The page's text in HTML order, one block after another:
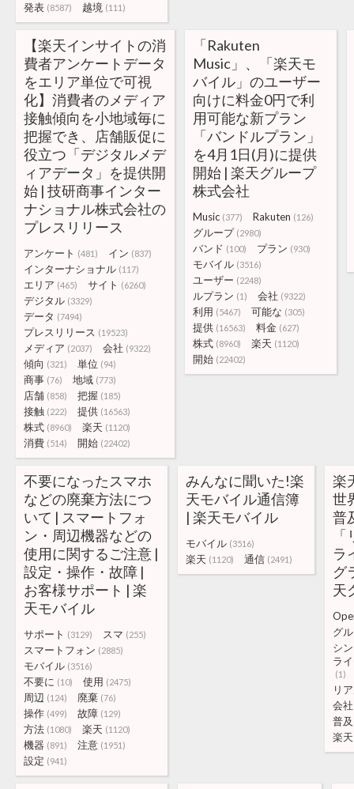
発表 (8587) 越境 (111)
【楽天インサイトの消
費者アンケートデータ
をエリア単位で可視
化】消費者のメディア
接触傾向を小地域毎に
把握でき、店舗販促に
役立つ「デジタルメデ
ィアデータ」を提供開
始 | 技研商事インター
ナショナル株式会社の
プレスリリース
アンケート (481) イン (837)
インターナショナル (117)
エリア (465) サイト (6260)
デジタル (3329)
データ (7494)
プレスリリース (19523)
メディア (2037) 会社 (9322)
傾向 (321) 単位 (94)
商事 (76) 地域 (773)
店舗 (858) 把握 (185)
接触 (222) 提供 (16563)
株式 (8960) 楽天 (1120)
消費 (514) 開始 (22402)
「Rakuten
Music」、「楽天モ
バイル」のユーザー
向けに料金0円で利
用可能な新プラン
「バンドルプラン」
を4月1日(月)に提供
開始 | 楽天グループ
株式会社
Music (377) Rakuten (126)
グループ (2980)
バンド (100) プラン (930)
モバイル (3516)
ユーザー (2248)
ルプラン (1) 会社 (9322)
利用 (5467) 可能な (305)
提供 (16563) 料金 (627)
株式 (8960) 楽天 (1120)
開始 (22402)
不要になったスマホ
などの廃棄方法につ
いて | スマートフォ
ン・周辺機器などの
使用に関するご注意 |
設定・操作・故障 |
お客様サポート | 楽
天モバイル
サポート (3129) スマ (255)
スマートフォン (2885)
モバイル (3516)
不要に (10) 使用 (2475)
周辺 (124) 廃棄 (76)
操作 (499) 故障 (129)
方法 (1080) 楽天 (1120)
機器 (891) 注意 (1951)
設定 (941)
みんなに聞いた!楽
天モバイル通信簿
| 楽天モバイル
モバイル (3516)
楽天 (1120) 通信 (2491)
楽
世
普
ラ
グ
天
グ
シ
ラ
(1)
リ
会社
普及
楽天